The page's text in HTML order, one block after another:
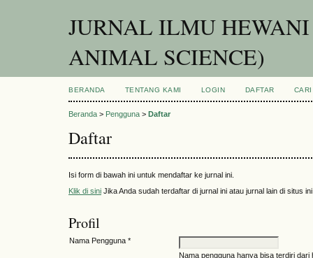
JURNAL ILMU
ANIMAL SCIENCE)
BERANDA TENTANG KAMI LOGIN DAFTAR CARI
Beranda > Pengguna > Daftar
Daftar
Isi form di bawah ini untuk mendaftar ke jurnal ini.
Klik di sini Jika Anda sudah terdaftar di jurnal ini atau jurnal lain di situs
Profil
Nama Pengguna *
Nama pengguna hanya bisa terdiri